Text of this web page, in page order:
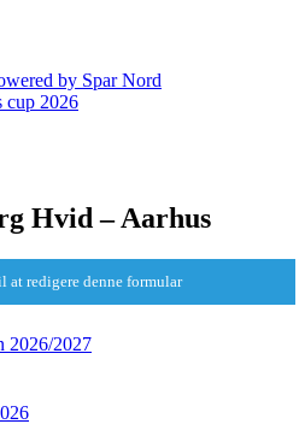
by Spar Nord
cup 2026
Hvid – Aarhus
at redigere denne formular
2026/2027